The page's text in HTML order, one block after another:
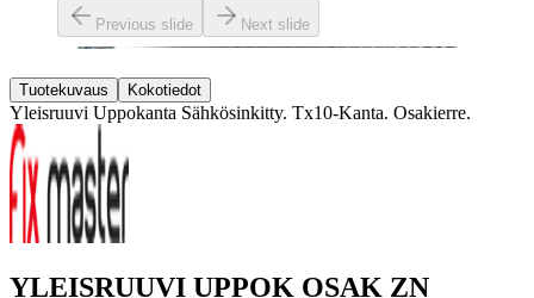
Previous slide Next slide
Tuotekuvaus Kokotiedot
Yleisruuvi Uppokanta Sähkösinkitty. Tx10-Kanta. Osakierre.
YLEISRUUVI UPPOK OSAK ZN